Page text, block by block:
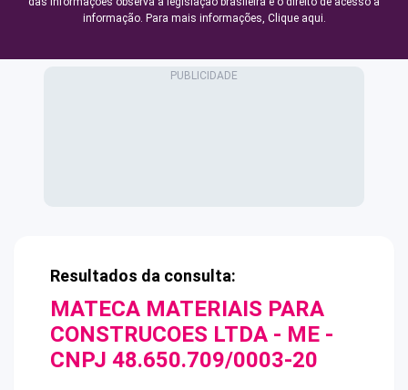
informação. Para mais informações, Clique aqui.
Resultados da consulta:
MATECA MATERIAIS PARA
CONSTRUCOES LTDA - ME -
CNPJ 48.650.709/0003-20